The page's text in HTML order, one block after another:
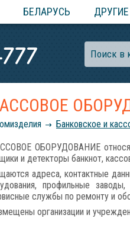
БЕЛАРУСЬ
Банковское и
ОБОРУДОВАНИЕ
и детекторы банкнот,
адреса, контактные
профильные
службы по ремонту и
организации и